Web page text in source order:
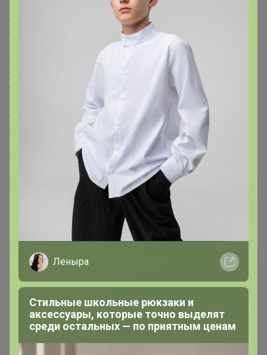
Липа - материал, издавна пользующийся у банщиков
большим спросом.
* имеет красивый цвет и приятный аромат, который
уже прочно ассоциируется с баней;
* долговечна;
* не выделяет смолу;
* легко поддаётся обработке, поэтому подходит для
отделки бани и изготовления элементов её интерьера.
1352099
Дополнительная информация
Комментарии
Чтобы написать комментарий необходимо
Леныра
Стильные школьные рюкзаки и
аксессуары, которые точно выделят
среди остальных — по приятным ценам